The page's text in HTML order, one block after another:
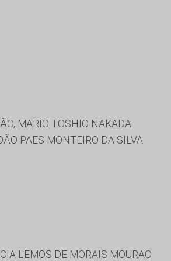
MARIO TOSHIO NAKADA
PAES MONTEIRO DA SILVA
LEMOS DE MORAIS MOURAO